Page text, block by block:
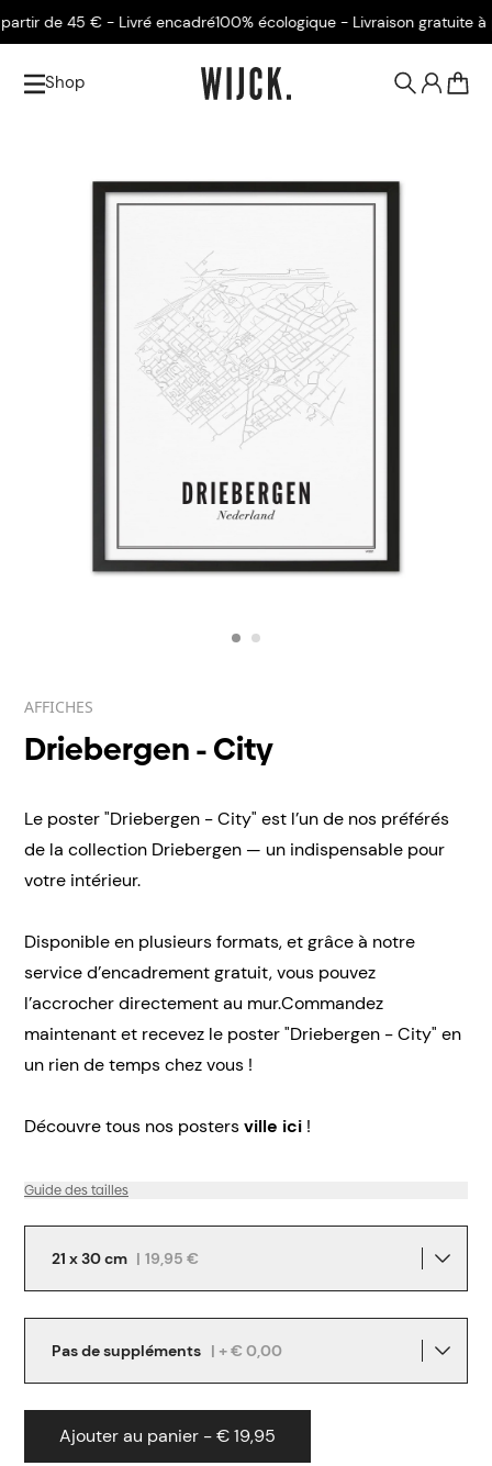
de 45 € - Livré encadré100% écologique - Livraison gratuite à
Shop
AFFICHES
Driebergen - City
Le poster "Driebergen - City" est l’un de nos préférés
de la collection Driebergen — un indispensable pour
votre intérieur.
Disponible en plusieurs formats, et grâce à notre
service d’encadrement gratuit, vous pouvez
l’accrocher directement au mur.Commandez
maintenant et recevez le poster "Driebergen - City" en
un rien de temps chez vous !
Découvre tous nos postersville ici !
Guide des tailles
21 x 30 cm | 19,95 €
Pas de suppléments | + € 0,00
Ajouter au panier - € 19,95